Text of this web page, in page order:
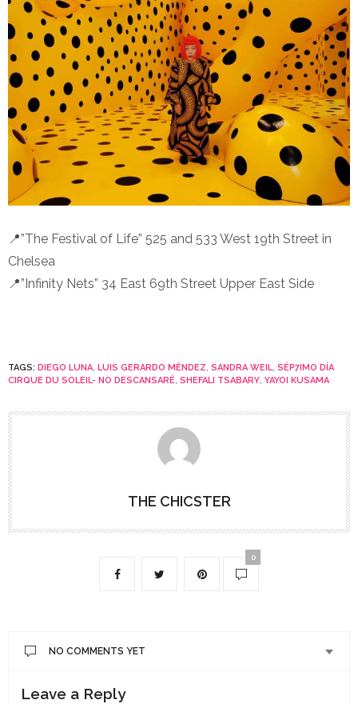
📍”The Festival of Life” 525 and 533 West 19th Street in
Chelsea
📍”Infinity Nets” 34 East 69th Street Upper East Side
TAGS: DIEGO LUNA, LUIS GERARDO MÉNDEZ, SANDRA WEIL, SÉP7IMO DÍA
CIRQUE DU SOLEIL- NO DESCANSARÉ, SHEFALI TSABARY, YAYOI KUSAMA
THE CHICSTER
0
NO COMMENTS YET
Leave a Reply